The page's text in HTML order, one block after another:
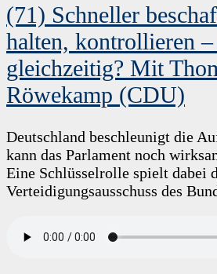
(71) Schneller
halten, kontrollieren –
gleichzeitig? Mit
Röwekamp (CDU)
Deutschland beschleunigt die
kann das Parlament noch
Eine Schlüsselrolle spielt dabei
Verteidigungsausschuss des